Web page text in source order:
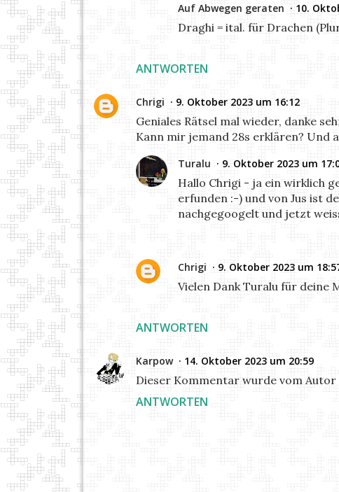
ANTWORTEN
Auf Abwegen geraten 10.
Draghi = ital. für Drachen
Chrigi 9. Oktober 2023 um 16:12
Geniales Rätsel mal wieder, danke
Kann mir jemand 28s erklären? Und
ANTWORTEN
Turalu 9. Oktober 2023 um
Hallo Chrigi - ja ein wirklich
erfunden :-) und von Jus ist
nachgegoogelt und jetzt
Chrigi 9. Oktober 2023 um
Vielen Dank Turalu für deine
Karpow 14. Oktober 2023 um 20:59
Dieser Kommentar wurde vom
ANTWORTEN